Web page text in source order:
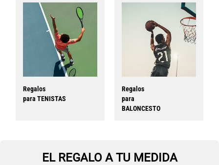
Regalos
para TENISTAS
Regalos
para
BALONCESTO
EL REGALO A TU MEDIDA